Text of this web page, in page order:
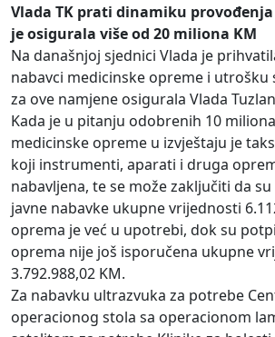
Vlada TK prati dinamiku
je osigurala više od 20 miliona KM
Na današnjoj sjednici Vlada je
nabavci medicinske opreme i utrošku
za ove namjene osigurala Vlada
Kada je u pitanju odobrenih 10
medicinske opreme u izvještaju je
koji instrumenti, aparati i druga
nabavljena, te se može zaključiti da
javne nabavke ukupne vrijednosti
oprema je već u upotrebi, dok su
oprema nije još isporučena ukupne
3.792.988,02 KM.
Za nabavku ultrazvuka za potrebe
operacionog stola sa operacionom